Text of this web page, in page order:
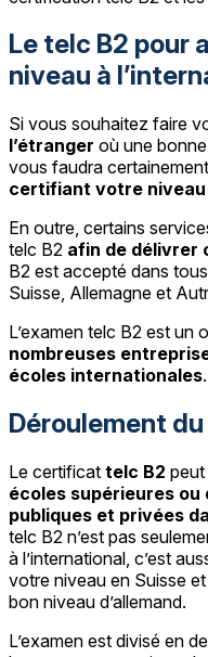
Le telc B2 pour
niveau à
Si vous souhaitez faire
l’étranger où une bonne
vous faudra certainement
certifiant votre niveau
En outre, certains
telc B2 afin de délivrer
B2 est accepté dans
Suisse, Allemagne et
L’examen telc B2 est un
nombreuses
écoles internationales.
Déroulement
Le certificat telc B2
écoles supérieures
publiques et privées
telc B2 n’est pas
à l’international, c’est
votre niveau en Suisse
bon niveau d’allemand.
L’examen est divisé en